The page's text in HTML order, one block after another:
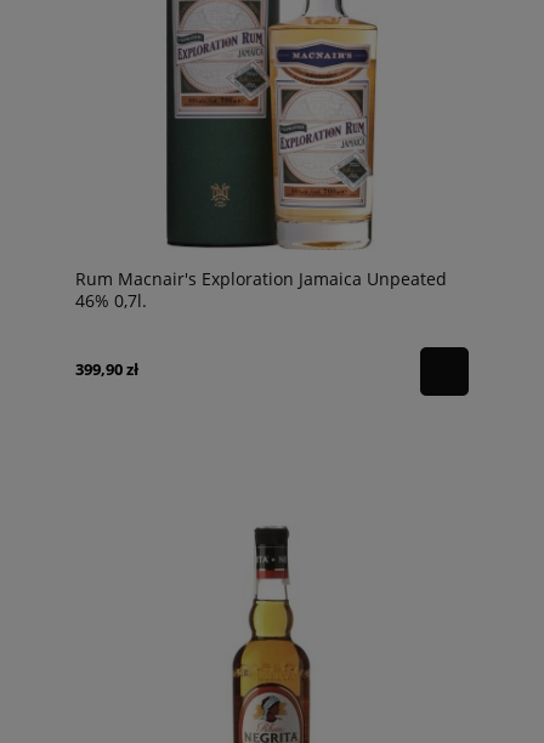
Rum Macnair's Exploration Jamaica Unpeated
46% 0,7l.
399,90 zł